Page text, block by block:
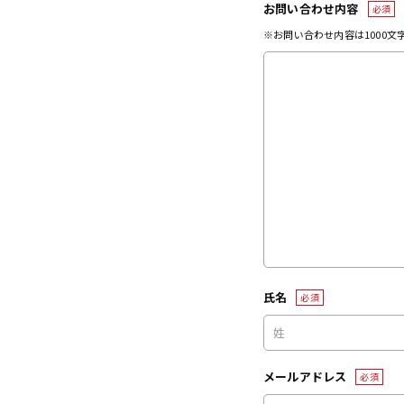
お問い合わせ内容 必須
※お問い合わせ内容は1000文
氏名 必須
メールアドレス 必須